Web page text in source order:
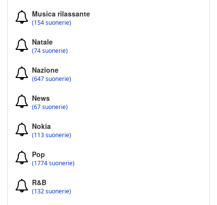
Musica rilassante
(154 suonerie)
Natale
(74 suonerie)
Nazione
(647 suonerie)
News
(67 suonerie)
Nokia
(113 suonerie)
Pop
(1774 suonerie)
R&B
(132 suonerie)